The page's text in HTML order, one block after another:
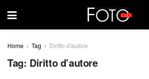
Home Tag Diritto d'autore
Tag: Diritto d’autore